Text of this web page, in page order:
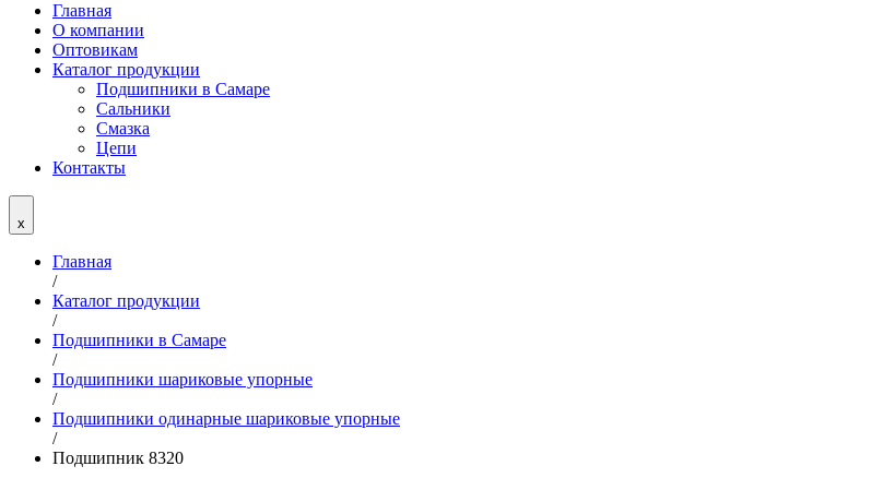
Главная
О компании
Оптовикам
Каталог продукции
Подшипники в Самаре
Сальники
Смазка
Цепи
Контакты
x
Главная
/
Каталог продукции
/
Подшипники в Самаре
/
Подшипники шариковые упорные
/
Подшипники одинарные шариковые упорные
/
Подшипник 8320